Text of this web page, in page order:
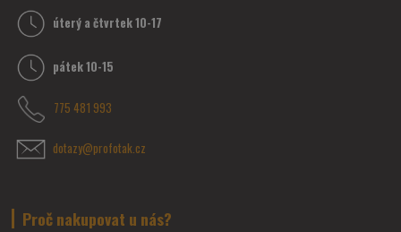
úterý a čtvrtek 10-17
pátek 10-15
775 481 993
dotazy@profotak.cz
Proč nakupovat u nás?